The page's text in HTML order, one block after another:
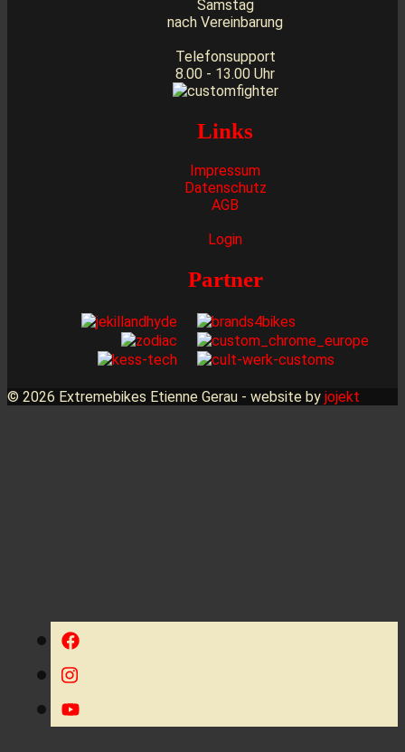
Samstag
nach Vereinbarung
Telefonsupport
8.00 - 13.00 Uhr
Links
Impressum
Datenschutz
AGB
Login
Partner
© 2026 Extremebikes Etienne Gerau - website by jojekt